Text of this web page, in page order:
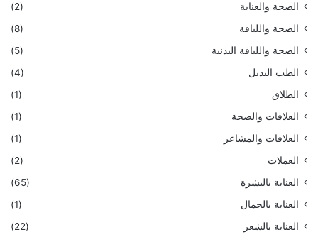
الصحة والعناية
(2)
الصحة واللياقة
(8)
الصحة واللياقة البدنية
(5)
الطب البديل
(4)
الطلاق
(1)
العلاقات والصحة
(1)
العلاقات والمشاعر
(1)
العملات
(2)
العناية بالبشرة
(65)
العناية بالجمال
(1)
العناية بالشعر
(22)